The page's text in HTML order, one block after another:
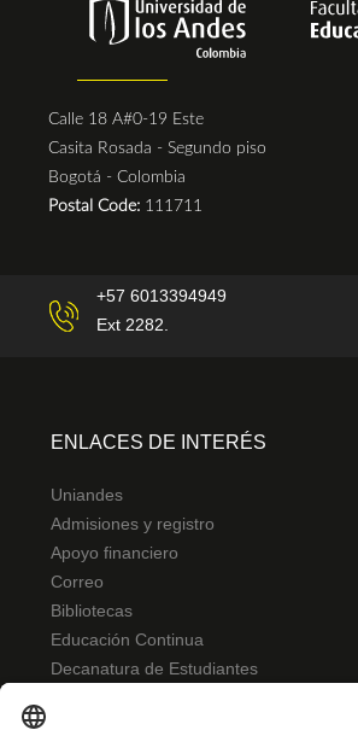
Calle 18 A#0-19 Este
Casita Rosada - Segundo piso
Bogotá - Colombia
Postal Code: 111711
+57 6013394949
Ext 2282.
ENLACES DE INTERÉS
Uniandes
Admisiones y registro
Apoyo financiero
Correo
Bibliotecas
Educación Continua
Decanatura de Estudiantes